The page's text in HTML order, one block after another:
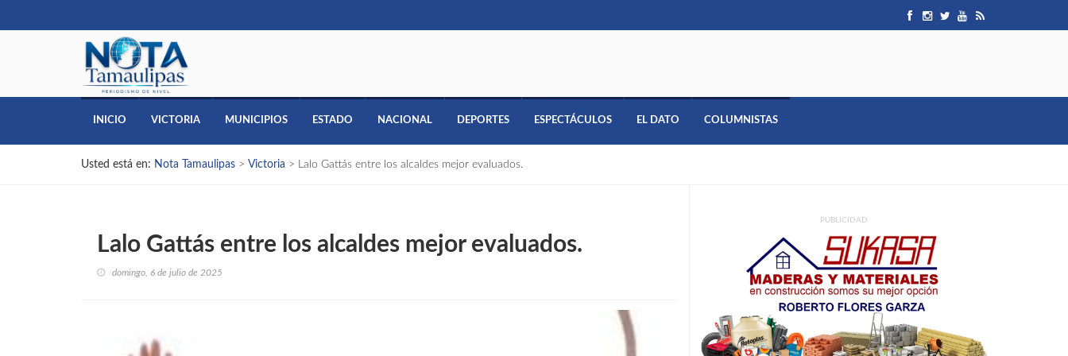
INICIO VICTORIA MUNICIPIOS ESTADO NACIONAL DEPORTES ESPECTÁCULOS EL DATO COLUMNISTAS
Usted está en: Nota Tamaulipas > Victoria > Lalo Gattás entre los alcaldes mejor evaluados.
Lalo Gattás entre los alcaldes mejor evaluados.
domingo, 6 de julio de 2025
PUBLICIDAD